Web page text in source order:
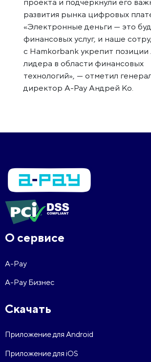
развития рынка цифровых
«Электронные деньги — это
финансовых услуг, и наше
с Hamkorbank укрепит позиции
лидера в области финансовых
технологий», — отметил
директор A-Pay Андрей Ко.
О сервисе
A-Pay
A-Pay Бизнес
Скачать
Приложение для Android
Приложение для iOS